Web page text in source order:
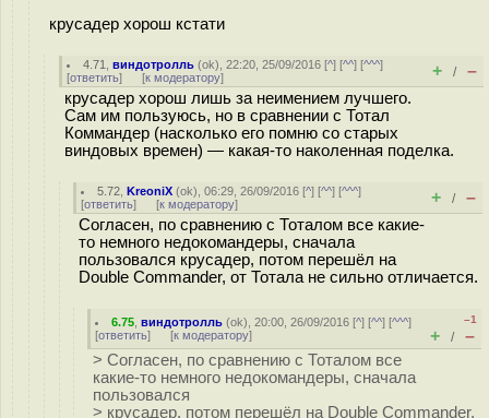
крусадер хорош кстати
4.71 ,виндотролль (ok), 22:20, 25/09/2016 [^] [^^] [^^^]
[ответить] [к модератору] + / –
крусадер хорош лишь за неимением лучшего.
Сам им пользуюсь, но в сравнении с Тотал
Коммандер (насколько его помню со старых
виндовых времен) — какая-то наколенная поделка.
5.72 ,KreoniX (ok), 06:29, 26/09/2016 [^] [^^] [^^^]
[ответить] [к модератору] + / –
Согласен, по сравнению с Тоталом все какие-
то немного недокомандеры, сначала
пользовался крусадер, потом перешёл на
Double Commander, от Тотала не сильно отличается.
6.75 ,виндотролль (ok), 20:00, 26/09/2016 [^] [^^] [^^^]
[ответить] [к модератору]
–1
+ / –
> Согласен, по сравнению с Тоталом все
какие-то немного недокомандеры, сначала
пользовался
> крусадер, потом перешёл на Double Commander,